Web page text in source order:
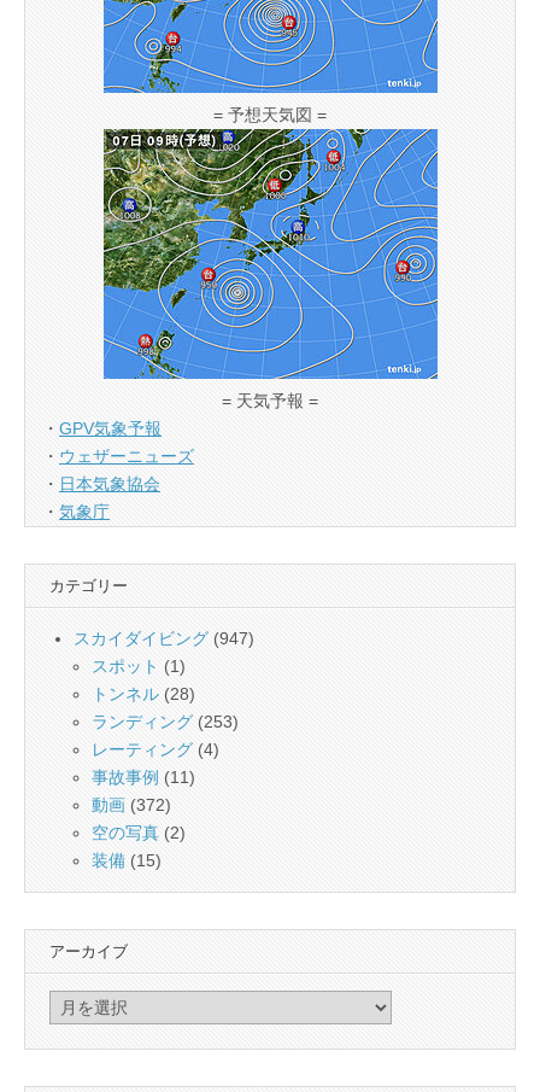
= 予想天気図 =
= 天気予報 =
・ GPV気象予報
・ ウェザーニューズ
・ 日本気象協会
・ 気象庁
カテゴリー
スカイダイビング (947)
スポット (1)
トンネル (28)
ランディング(253)
レーティング(4)
事故事例 (11)
動画 (372)
空の写真 (2)
装備 (15)
アーカイブ
イ